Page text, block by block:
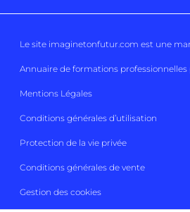
Le site imaginetonfutur.com est une
Annuaire de formations
Mentions Légales
Conditions générales d’utilisation
Protection de la vie privée
Conditions générales de vente
Gestion des cookies